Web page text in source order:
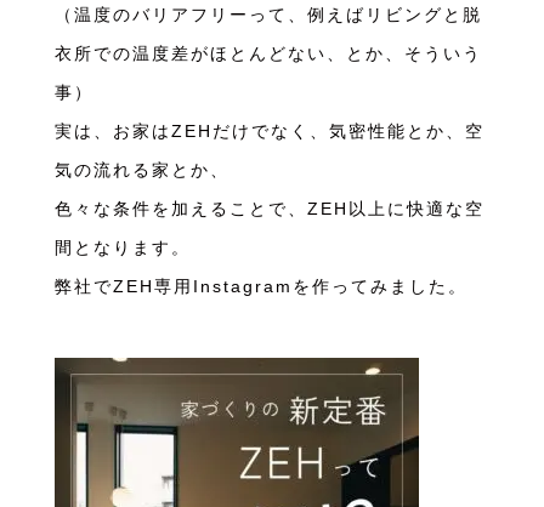
（温度のバリアフリーって、例えばリビングと脱
衣所での温度差がほとんどない、とか、そういう
事）
実は、お家はZEHだけでなく、気密性能とか、空
気の流れる家とか、
色々な条件を加えることで、ZEH以上に快適な空
間となります。
弊社でZEH専用Instagramを作ってみました。